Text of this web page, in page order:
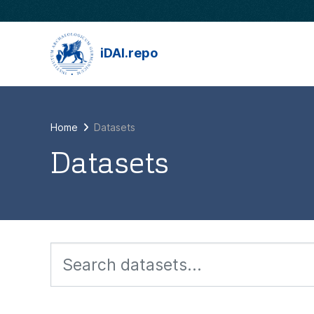
iDAI.repo
Home Datasets
Datasets